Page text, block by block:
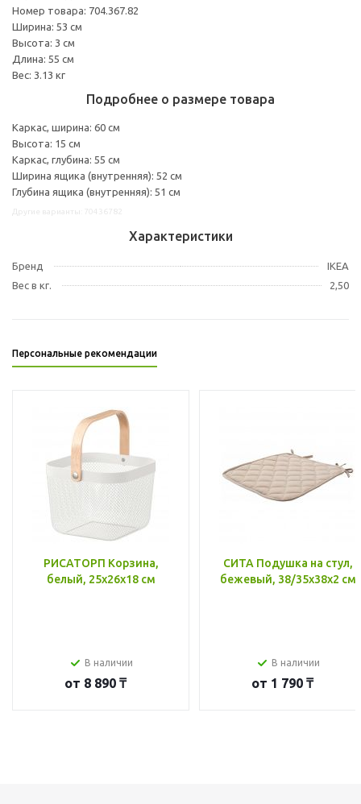
Номер товара: 704.367.82
Ширина: 53 см
Высота: 3 см
Длина: 55 см
Вес: 3.13 кг
Подробнее о размере товара
Каркас, ширина: 60 см
Высота: 15 см
Каркас, глубина: 55 см
Ширина ящика (внутренняя): 52 см
Глубина ящика (внутренняя): 51 см
Характеристики
Бренд
IKEA
Вес в кг.
2,50
Персональные рекомендации
РИСАТОРП Корзина,
белый, 25x26x18 см
В наличии
от 8 890 ₸
СИТА Подушка на стул,
бежевый, 38/35x38x2 см
В наличии
от 1 790 ₸